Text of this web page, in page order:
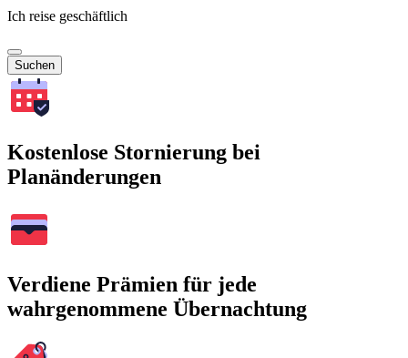
Ich reise geschäftlich
Suchen
Kostenlose Stornierung bei
Planänderungen
Verdiene Prämien für jede
wahrgenommene Übernachtung